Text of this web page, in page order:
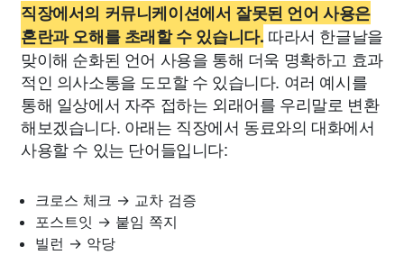
직장에서의 커뮤니케이션에서 잘못된 언어 사용은
혼란과 오해를 초래할 수 있습니다. 따라서 한글날을
맞이해 순화된 언어 사용을 통해 더욱 명확하고 효과
적인 의사소통을 도모할 수 있습니다. 여러 예시를
통해 일상에서 자주 접하는 외래어를 우리말로 변환
해보겠습니다. 아래는 직장에서 동료와의 대화에서
사용할 수 있는 단어들입니다:
크로스 체크 → 교차 검증
포스트잇 → 붙임 쪽지
빌런 → 악당